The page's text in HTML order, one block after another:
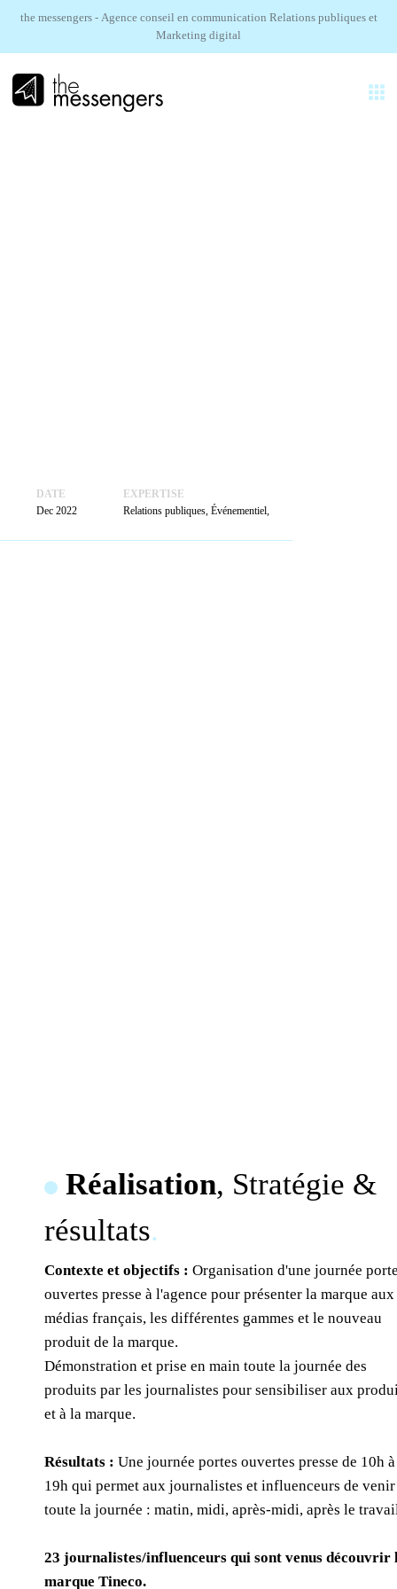
the messengers - Agence conseil en communication Relations publiques et
Marketing digital
DATE
Dec 2022
EXPERTISE
Relations publiques, Événementiel,
Réalisation, Stratégie &
résultats.
Contexte et objectifs : Organisation d'une journée
ouvertes presse à l'agence pour présenter la marque aux
médias français, les différentes gammes et le nouveau
produit de la marque.
Démonstration et prise en main toute la journée des
produits par les journalistes pour sensibiliser aux
et à la marque.
Résultats :Une journée portes ouvertes presse de 10h à
19h qui permet aux journalistes et influenceurs de venir
toute la journée : matin, midi, après-midi, après le
23 journalistes/influenceurs qui sont venus découvrir
marque Tineco.